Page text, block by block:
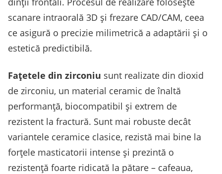
scanare intraorală 3D și frezare CAD/CAM, ceea
ce asigură o precizie milimetrică a adaptării și o
estetică predictibilă.
Fațetele din zirconiu sunt realizate din dioxid
de zirconiu, un material ceramic de înaltă
performanță, biocompatibil și extrem de
rezistent la fractură. Sunt mai robuste decât
variantele ceramice clasice, rezistă mai bine la
forțele masticatorii intense și prezintă o
rezistență foarte ridicată la pătare – cafeaua,